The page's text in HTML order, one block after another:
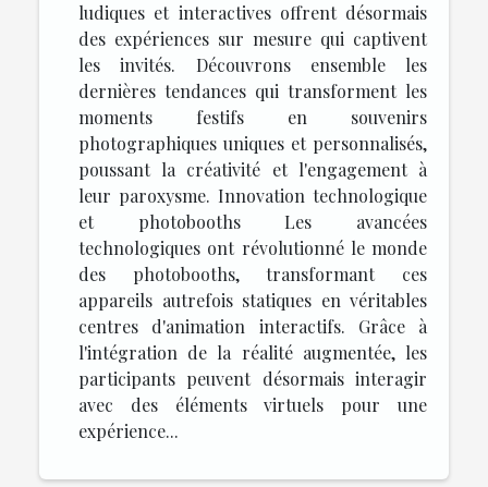
ludiques et interactives offrent désormais
des expériences sur mesure qui captivent
les invités. Découvrons ensemble les
dernières tendances qui transforment les
moments festifs en souvenirs
photographiques uniques et personnalisés,
poussant la créativité et l'engagement à
leur paroxysme. Innovation technologique
et photobooths Les avancées
technologiques ont révolutionné le monde
des photobooths, transformant ces
appareils autrefois statiques en véritables
centres d'animation interactifs. Grâce à
l'intégration de la réalité augmentée, les
participants peuvent désormais interagir
avec des éléments virtuels pour une
expérience...